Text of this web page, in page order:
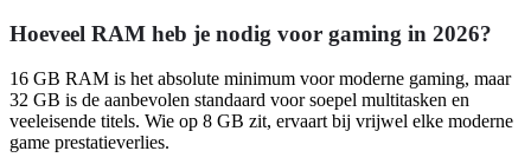
Hoeveel RAM heb je nodig voor gaming in 2026?
16 GB RAM is het absolute minimum voor moderne gaming, maar
32 GB is de aanbevolen standaard voor soepel multitasken en
veeleisende titels. Wie op 8 GB zit, ervaart bij vrijwel elke moderne
game prestatieverlies.